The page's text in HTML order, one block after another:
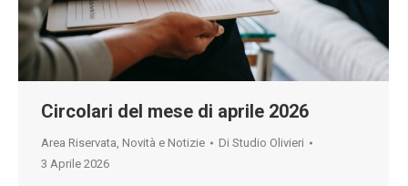
Circolari del mese di aprile 2026
Area Riservata, Novità e Notizie Di Studio Olivieri
3 Aprile 2026